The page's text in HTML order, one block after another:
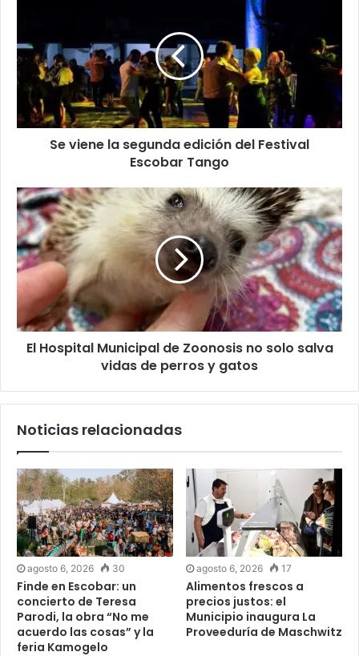
Se viene la segunda edición del Festival
Escobar Tango
El Hospital Municipal de Zoonosis no solo salva
vidas de perros y gatos
Noticias relacionadas
agosto 6, 2026 30
Finde en Escobar: un
concierto de Teresa
Parodi, la obra “No me
acuerdo las cosas” y la
feria Kamogelo
agosto 6, 2026 17
Alimentos frescos a
precios justos: el
Municipio inaugura La
Proveeduría de Maschwitz